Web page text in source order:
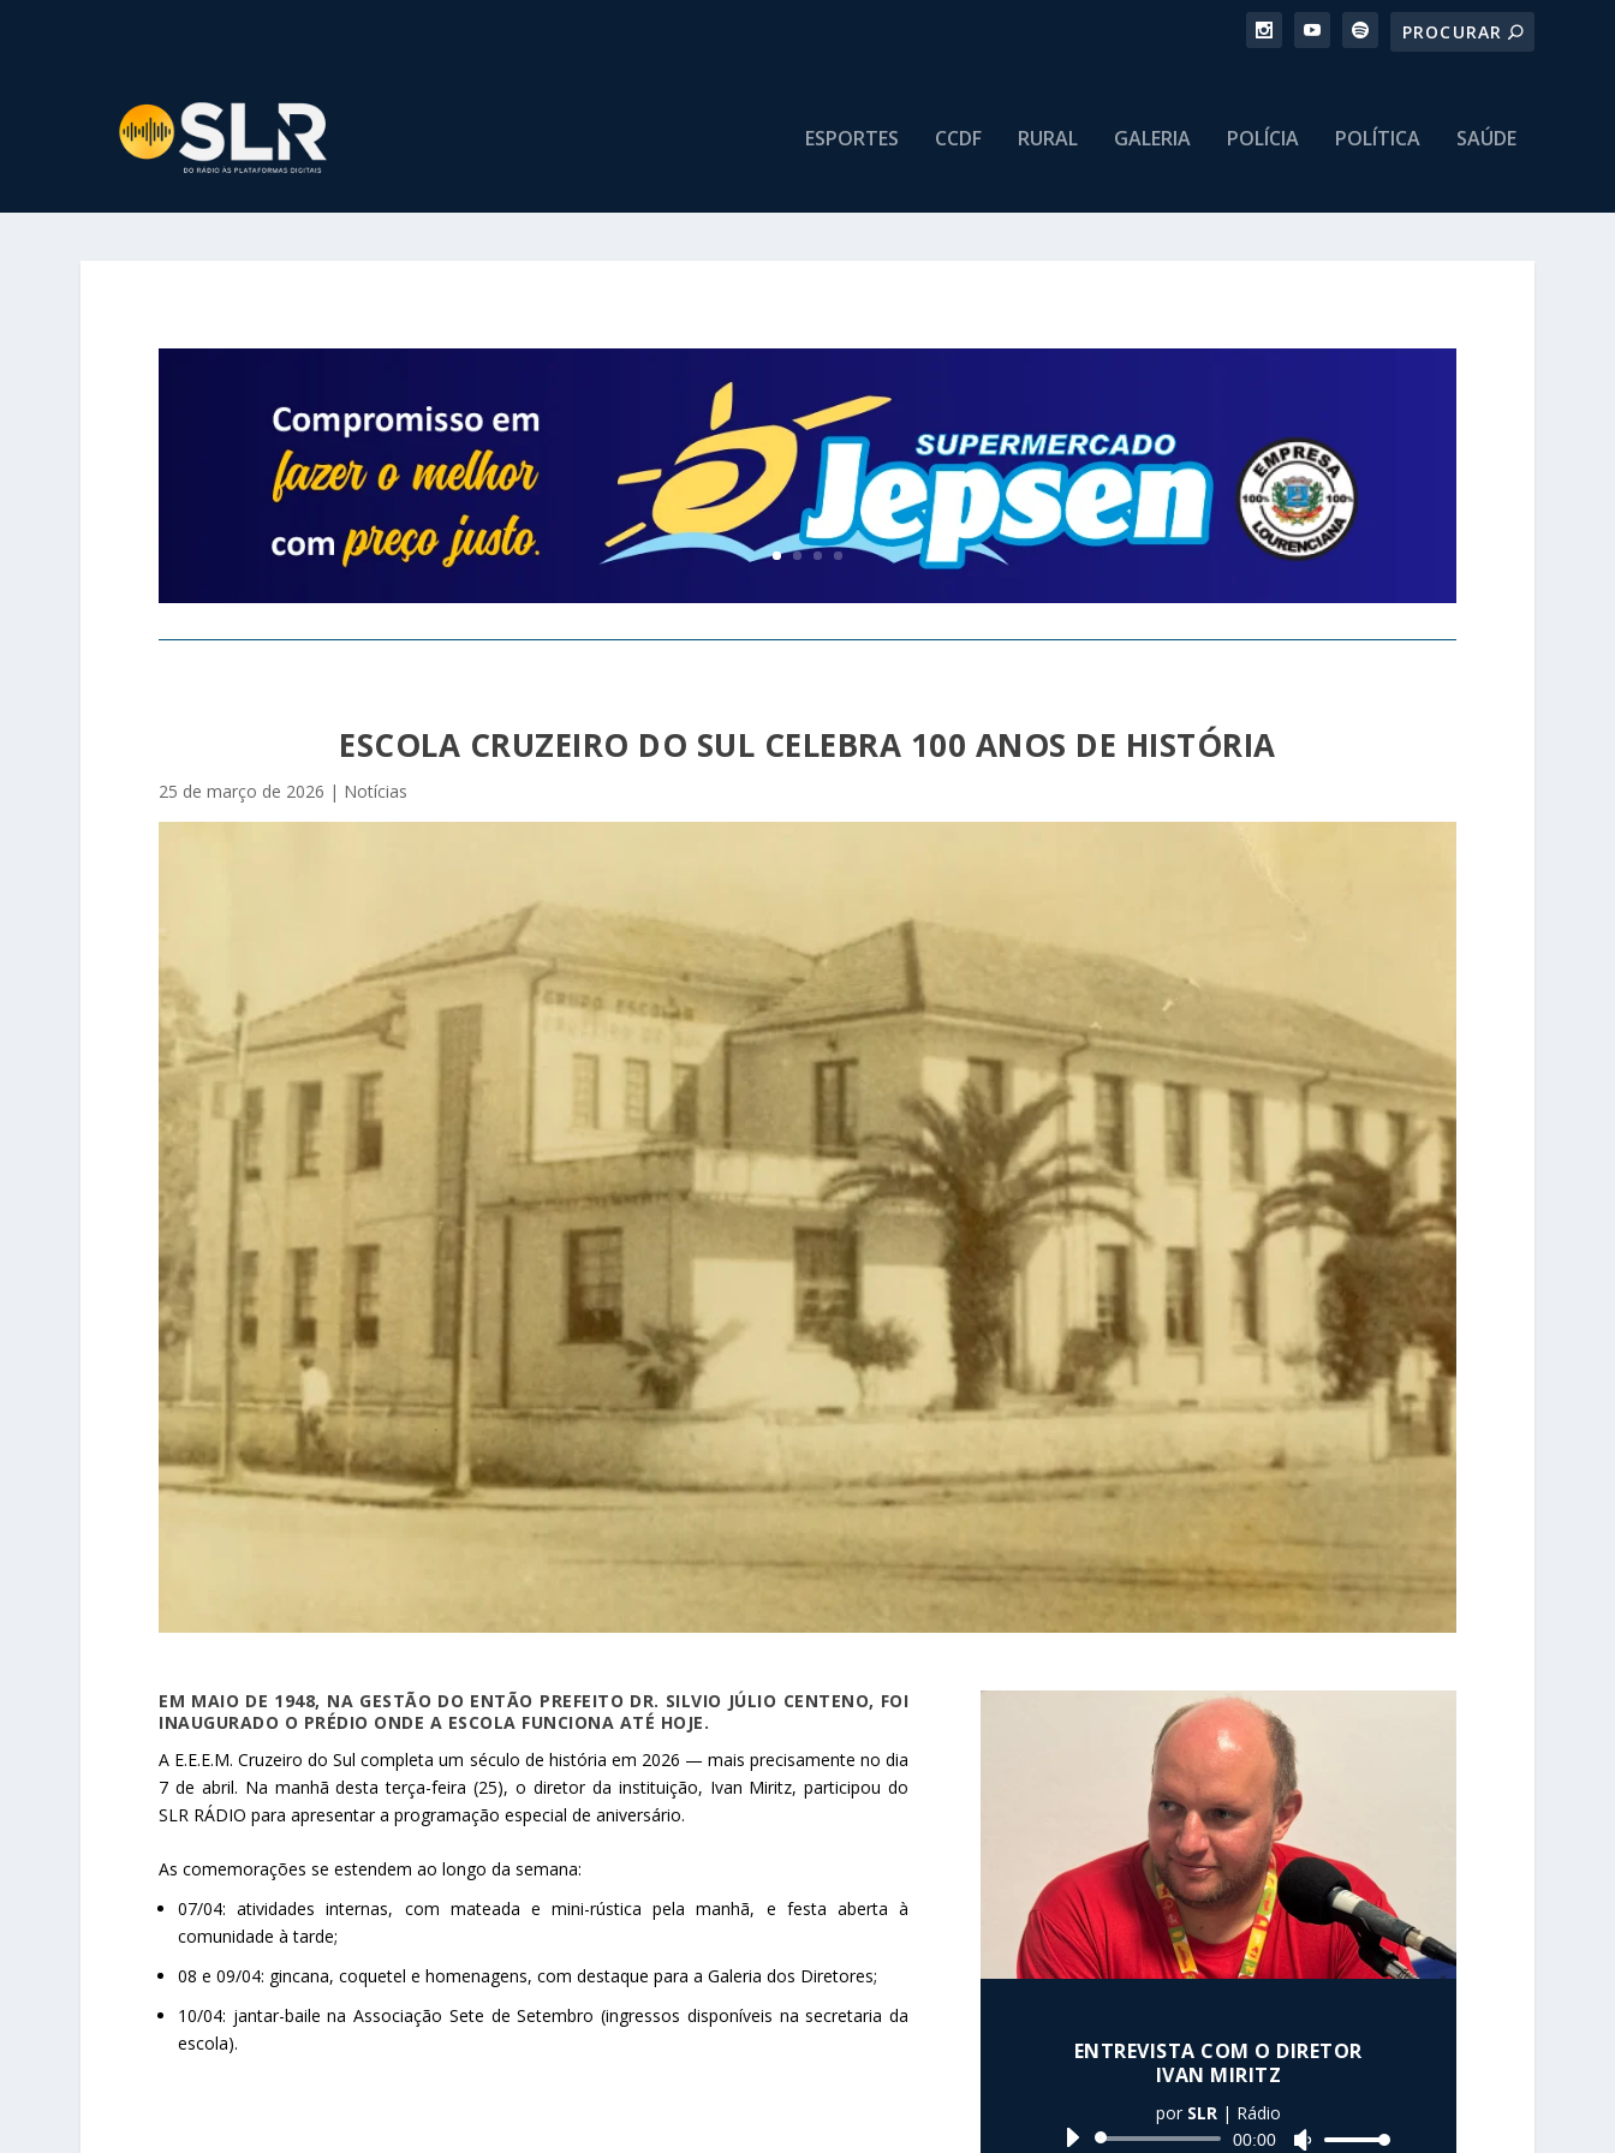
ESPORTES CCDF RURAL GALERIA POLÍCIA POLÍTICA SAÚDE
ESCOLA CRUZEIRO DO SUL CELEBRA 100 ANOS DE HISTÓRIA
25 de março de 2026 | Notícias
EM MAIO DE 1948, NA GESTÃO DO ENTÃO PREFEITO DR. SILVIO JÚLIO CENTENO, FOI
INAUGURADO O PRÉDIO ONDE A ESCOLA FUNCIONA ATÉ HOJE.
A E.E.E.M. Cruzeiro do Sul completa um século de história em 2026 — mais precisamente no dia
7 de abril. Na manhã desta terça-feira (25), o diretor da instituição, Ivan Miritz, participou do
SLR RÁDIO para apresentar a programação especial de aniversário.
As comemorações se estendem ao longo da semana:
07/04: atividades internas, com mateada e mini-rústica pela manhã, e festa aberta à
comunidade à tarde;
08 e 09/04: gincana, coquetel e homenagens, com destaque para a Galeria dos Diretores;
10/04: jantar-baile na Associação Sete de Setembro (ingressos disponíveis na secretaria da
escola).
ENTREVISTA COM O DIRETOR
IVAN MIRITZ
por SLR| Rádio
Tocador
00:00 U